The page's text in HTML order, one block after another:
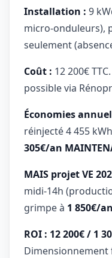
Installation : 9
micro-onduleurs),
seulement
Coût : 12 200€
possible via
Économies
réinjecté 4 455
305€/an
MAIS projet VE
midi-14h
grimpe à 1 850€/an
ROI : 12 200€ / 1
Dimensionnement